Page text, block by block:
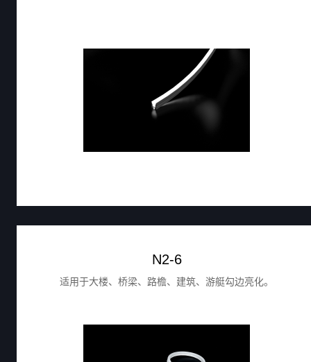
N2-6
适用于大楼、桥梁、路檐、建筑、游艇勾边亮化。